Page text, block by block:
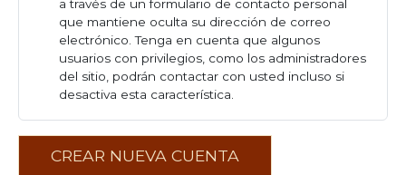
a través de un formulario de contacto personal
que mantiene oculta su dirección de correo
electrónico. Tenga en cuenta que algunos
usuarios con privilegios, como los administradores
del sitio, podrán contactar con usted incluso si
desactiva esta característica.